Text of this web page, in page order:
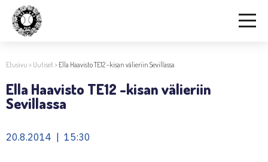
Etusivu > Uutiset> Ella Haavisto TE12 -kisan välieriin Sevillassa
Ella Haavisto TE12 -kisan välieriin
Sevillassa
20.8.2014 | 15:30